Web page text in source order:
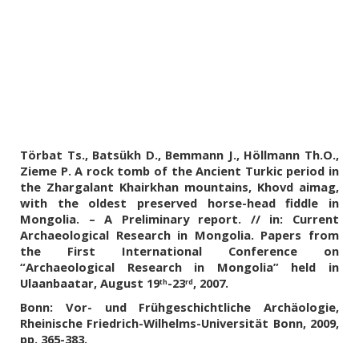
Törbat Ts., Batsükh D., Bemmann J., Höllmann Th.O.,
Zieme P. A rock tomb of the Ancient Turkic period in
the Zhargalant Khairkhan mountains, Khovd aimag,
with the oldest preserved horse-head fiddle in
Mongolia. – A Preliminary report. // in: Current
Archaeological Research in Mongolia. Papers from
the First International Conference on
“Archaeological Research in Mongolia” held in
Ulaanbaatar, August 19th-23rd, 2007.
Bonn: Vor- und Frühgeschichtliche Archäologie,
Rheinische Friedrich-Wilhelms-Universität Bonn, 2009,
pp. 365-383.